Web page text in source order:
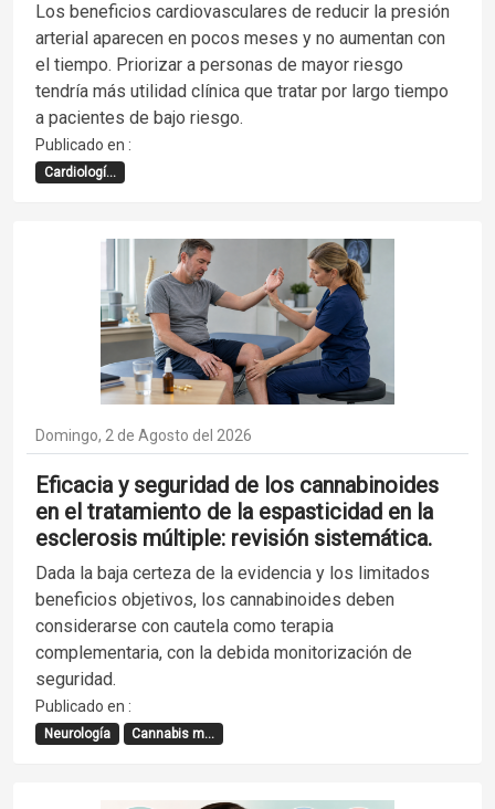
Los beneficios cardiovasculares de reducir la presión
arterial aparecen en pocos meses y no aumentan con
el tiempo. Priorizar a personas de mayor riesgo
tendría más utilidad clínica que tratar por largo tiempo
a pacientes de bajo riesgo.
Publicado en :
Cardiologí...
Domingo, 2 de Agosto del 2026
Eficacia y seguridad de los cannabinoides
en el tratamiento de la espasticidad en la
esclerosis múltiple: revisión sistemática.
Dada la baja certeza de la evidencia y los limitados
beneficios objetivos, los cannabinoides deben
considerarse con cautela como terapia
complementaria, con la debida monitorización de
seguridad.
Publicado en :
Neurología Cannabis m...